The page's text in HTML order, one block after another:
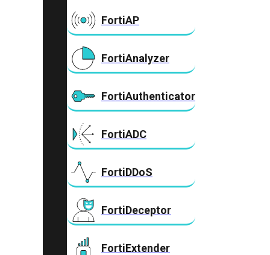
FortiAP
FortiAnalyzer
FortiAuthenticator
FortiADC
FortiDDoS
FortiDeceptor
FortiExtender